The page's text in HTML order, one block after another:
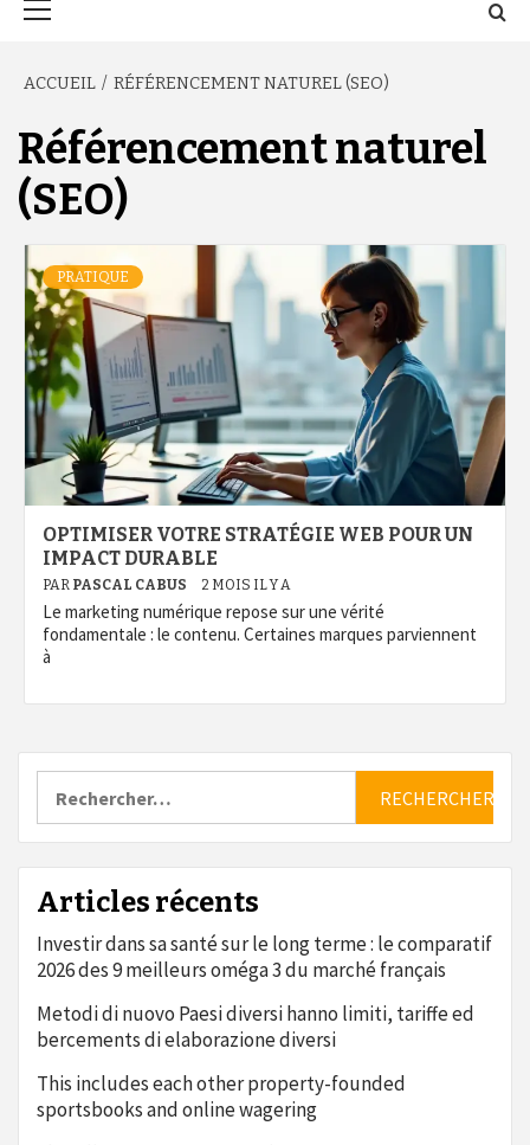
ACCUEIL RÉFÉRENCEMENT NATUREL (SEO)
Référencement naturel
(SEO)
PRATIQUE
OPTIMISER VOTRE STRATÉGIE WEB POUR UN
IMPACT DURABLE
PAR PASCAL CABUS 2 MOIS IL Y A
Le marketing numérique repose sur une vérité
fondamentale : le contenu. Certaines marques parviennent
à
Articles récents
Investir dans sa santé sur le long terme : le comparatif
2026 des 9 meilleurs oméga 3 du marché français
Metodi di nuovo Paesi diversi hanno limiti, tariffe ed
bercements di elaborazione diversi
This includes each other property-founded
sportsbooks and online wagering